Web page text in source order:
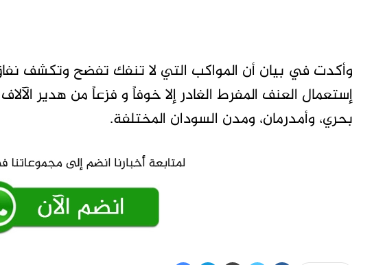
وأكدت في بيان أن المواكب التي لا تنفك تفضح وتكشف
إستعمال العنف المفرط الغادر إلا خوفاً و فزعاً من هدير
بحري، وأمدرمان، ومدن السودان المختلفة.